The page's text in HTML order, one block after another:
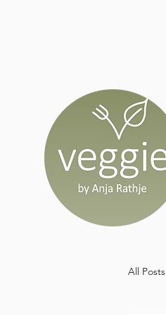
All Posts